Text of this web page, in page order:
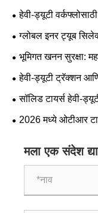
हेवी-ड्यूटी
ग्लोबल इनर ट्यूब
लोकप्रिय आकार आणि
भूमिगत खनन सुरक्षा:
मालिका टायर्स महत्त्वपूर्ण
हेवी-ड्यूटी ट्रॅक्शन
मागणी ट्रेंड आणि
सॉलिड टायर्स हेवी-
2026 मध्ये ओटीआर
मला एक संदेश द्या